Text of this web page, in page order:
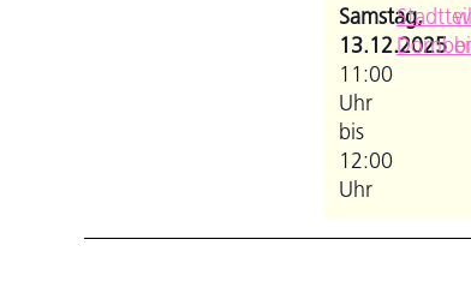
Samstag,
13.12.2025
11:00
Uhr
bis
12:00
Uhr